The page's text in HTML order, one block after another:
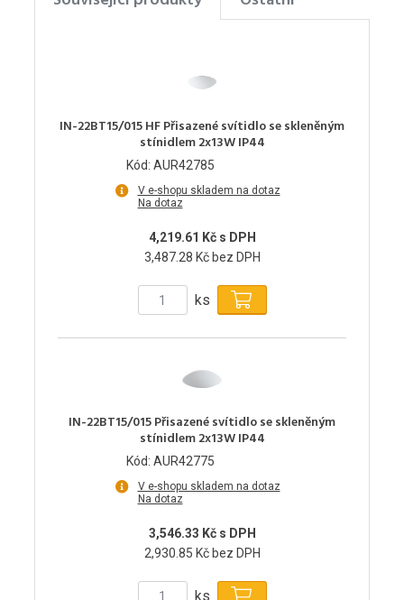
IN-22BT15/015 HF Přisazené svítidlo se skleněným
stínidlem 2x13W IP44
Kód: AUR42785
V e-shopu skladem na dotaz
Na dotaz
4,219.61 Kč s DPH
3,487.28 Kč bez DPH
ks
IN-22BT15/015 Přisazené svítidlo se skleněným
stínidlem 2x13W IP44
Kód: AUR42775
V e-shopu skladem na dotaz
Na dotaz
3,546.33 Kč s DPH
2,930.85 Kč bez DPH
ks